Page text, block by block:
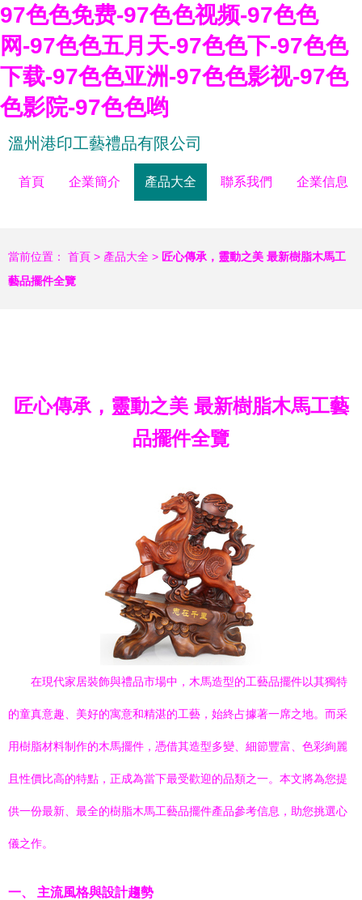
97色色免费-97色色视频-97色色
网-97色色五月天-97色色下-97色色
下载-97色色亚洲-97色色影视-97色
色影院-97色色哟
溫州港印工藝禮品有限公司
首頁 企業簡介 產品大全 聯系我們 企業信息
當前位置： 首頁 > 產品大全 > 匠心傳承，靈動之美 最新樹脂木馬工
藝品擺件全覽
匠心傳承，靈動之美 最新樹脂木馬工藝
品擺件全覽
在現代家居裝飾與禮品市場中，木馬造型的工藝品擺件以其獨特
的童真意趣、美好的寓意和精湛的工藝，始終占據著一席之地。而采
用樹脂材料制作的木馬擺件，憑借其造型多變、細節豐富、色彩絢麗
且性價比高的特點，正成為當下最受歡迎的品類之一。本文將為您提
供一份最新、最全的樹脂木馬工藝品擺件產品參考信息，助您挑選心
儀之作。
一、 主流風格與設計趨勢